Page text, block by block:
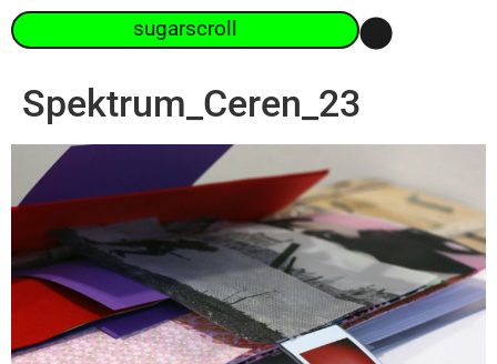
sugarscroll
Spektrum_Ceren_23